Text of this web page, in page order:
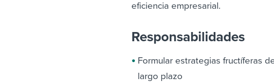
eficiencia empresarial.
Responsabilidades
Formular estrategias fructíferas
largo plazo